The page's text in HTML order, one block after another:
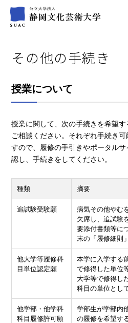
その他の手続き
授業について
授業に関して、次の手続きを希望
ご相談ください。それぞれ手続き
すので、履修の手引きやポータル
認し、手続きをしてください。
種類 摘要
追試験受験願
病気その他やむ
欠席し、追試験
要添付書類等に
末の「履修細則
他大学等履修科
目単位認定願
本学に入学する
で修得した単位
大学等で修得し
科目の単位とし
他学部・他学科
科目履修許可願
学部生が学部内
の履修を希望す